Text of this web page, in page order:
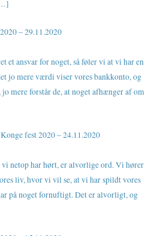
– 29.11.2020
et ansvar for noget, så føler vi at vi har en
jo mere værdi viser vores bankkonto, og
mere forstår de, at noget afhænger af om
fest 2020 – 24.11.2020
netop har hørt, er alvorlige ord. Vi hører
liv, hvor vi vil se, at vi har spildt vores
på noget fornuftigt. Det er alvorligt, og